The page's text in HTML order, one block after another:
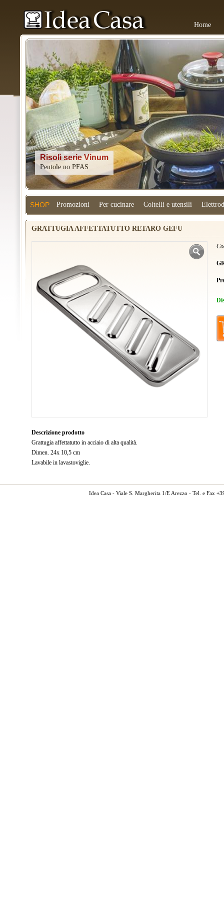
Home
Kitchenaid
SHOP: Promozioni Per cucinare Coltelli e utensili
GRATTUGIA AFFETTATUTTO RETARO GEFU
Descrizione prodotto
Grattugia affettatutto in acciaio di alta qualità.
Dimen. 24x 10,5 cm
Lavabile in lavastoviglie.
Idea Casa - Viale S. Margherita 1/E Arezzo - Tel. e Fax